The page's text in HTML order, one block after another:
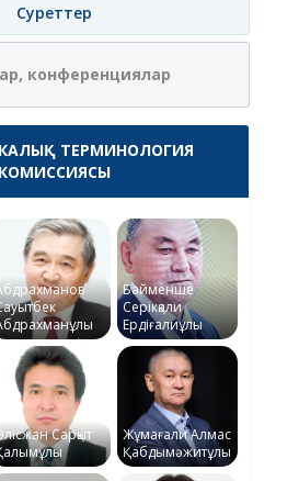
Суреттер
конференциялар
ТЕРМИНОЛОГИЯ
КОМИССИЯСЫ
Байменше
Серікқали
Ердіғалиұлы
Сарқыт
Жұмағали Алмас
Қабдымәжитұлы